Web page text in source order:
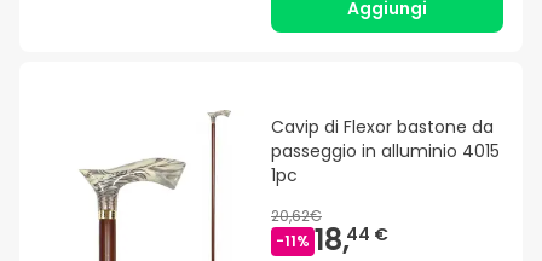
Aggiungi
Cavip di Flexor bastone da
passeggio in alluminio 4015
1pc
20,62€
-11% 18,44 €